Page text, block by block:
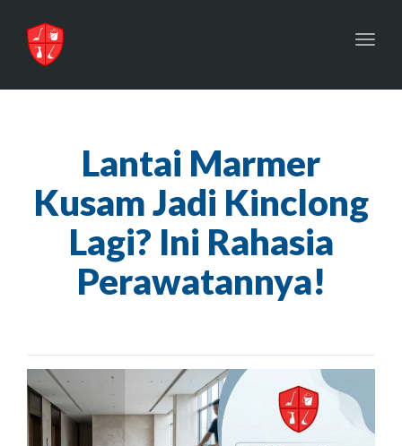
Lantai Marmer
Kusam Jadi Kinclong
Lagi? Ini Rahasia
Perawatannya!